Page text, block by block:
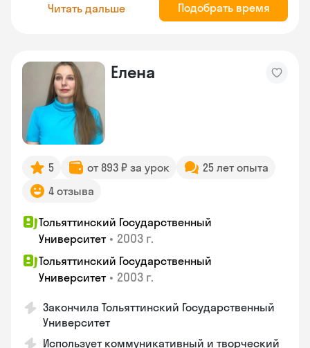
Читать дальше Подобрать время
Елена
5 от 893 ₽ за урок
25 лет опыта
4 отзыва
Тольяттинский Государственный
Университет • 2003 г.
Тольяттинский Государственный
Университет • 2003 г.
Закончила Тольяттинский Государственный
Университет
Использует коммуникативный и творческий